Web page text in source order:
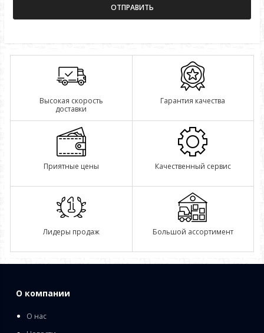
Высокая скорость
доставки
Гарантия качества
Приятные цены Качественный сервис
Лидеры продаж Большой ассортимент
О компании
О нас